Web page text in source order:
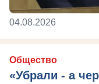
04.08.2026
Общество
«Убрали - а